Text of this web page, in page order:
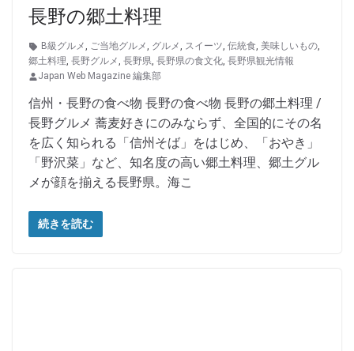
長野の郷土料理
B級グルメ, ご当地グルメ, グルメ, スイーツ, 伝統食, 美味しいもの,
郷土料理, 長野グルメ, 長野県, 長野県の食文化, 長野県観光情報
Japan Web Magazine 編集部
信州・長野の食べ物 長野の食べ物 長野の郷土料理 /
長野グルメ 蕎麦好きにのみならず、全国的にその名
を広く知られる「信州そば」をはじめ、「おやき」
「野沢菜」など、知名度の高い郷土料理、郷土グル
メが顔を揃える長野県。海こ
続きを読む